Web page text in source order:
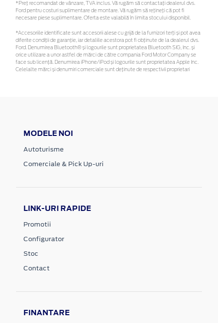
*Preţ recomandat de vânzare, TVA inclus. Vă rugăm să contactaţi dealerul dvs.
Ford pentru costuri suplimentare de montare. Vă rugăm să rețineți că pot fi
necesare piese suplimentare. Oferta este valabilă în limita stocului disponibil.
*Accesoriile identificate sunt accesorii alese cu grijă de la furnizori terți și pot avea
diferite condiții de garanție, iar detaliile acestora pot fi obținute de la dealerul dvs.
Ford. Denumirea Bluetooth® și logourile sunt proprietatea Bluetooth SIG, Inc. și
orice utilizare a unor astfel de mărci de către compania Ford Motor Company se
face sub licență. Denumirea iPhone/iPod și logourile sunt proprietatea Apple Inc.
Celelalte mărci și denumiri comerciale sunt deținute de respectivii proprietari
MODELE NOI
Autoturisme
Comerciale & Pick Up-uri
LINK-URI RAPIDE
Promotii
Configurator
Stoc
Contact
FINANTARE